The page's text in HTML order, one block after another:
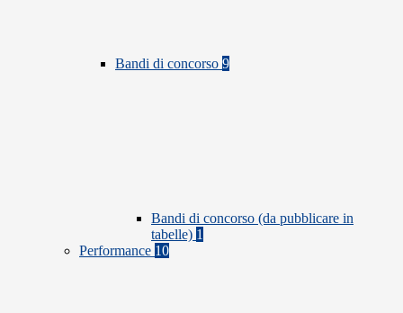
Bandi di concorso 9
Bandi di concorso (da pubblicare in
tabelle) 1
Performance 10